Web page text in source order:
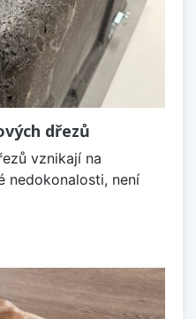
dřezů
vznikají na
nedokonalosti, není